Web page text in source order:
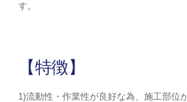
す。
【特徴】
1)流動性・作業性が良好な為、施工部位